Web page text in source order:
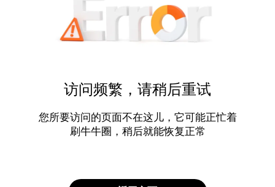
访问频繁，请稍后重试
您所要访问的页面不在这儿，它可能正忙着
刷牛牛圈，稍后就能恢复正常